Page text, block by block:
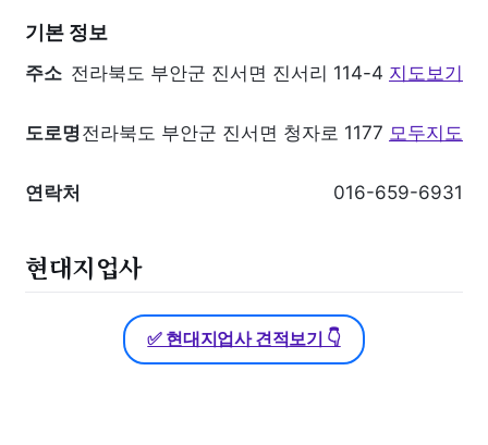
기본 정보
주소 전라북도 부안군 진서면 진서리 114-4 지도보기
도로명전라북도 부안군 진서면 청자로 1177 모두지도
연락처 016-659-6931
현대지업사
✅ 현대지업사 견적보기 👇